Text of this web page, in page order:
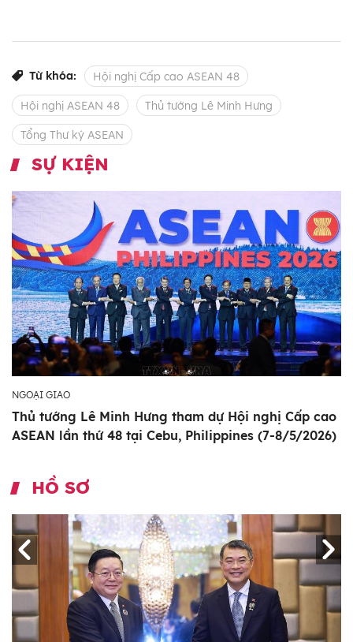
Từ khóa: Hội nghị Cấp cao ASEAN 48
Hội nghị ASEAN 48 Thủ tướng Lê Minh Hưng
Tổng Thư ký ASEAN
SỰ KIỆN
NGOẠI GIAO
Thủ tướng Lê Minh Hưng tham dự Hội nghị Cấp cao
ASEAN lần thứ 48 tại Cebu, Philippines (7-8/5/2026)
HỒ SƠ